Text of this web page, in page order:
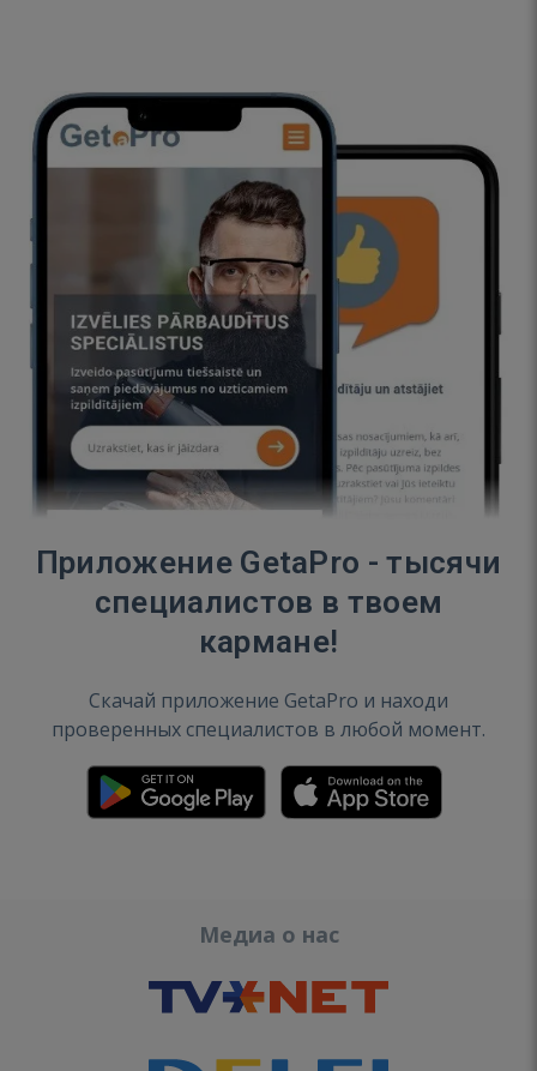
Приложение GetaPro - тысячи
специалистов в твоем
кармане!
Скачай приложение GetaPro и находи
проверенных специалистов в любой момент.
Медиа о нас